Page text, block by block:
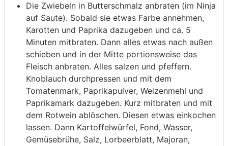
Die Zwiebeln in Butterschmalz anbraten (im Ninja
auf Saute). Sobald sie etwas Farbe annehmen,
Karotten und Paprika dazugeben und ca. 5
Minuten mitbraten. Dann alles etwas nach außen
schieben und in der Mitte portionsweise das
Fleisch anbraten. Alles salzen und pfeffern.
Knoblauch durchpressen und mit dem
Tomatenmark, Paprikapulver, Weizenmehl und
Paprikamark dazugeben. Kurz mitbraten und mit
dem Rotwein ablöschen. Diesen etwas einkochen
lassen. Dann Kartoffelwürfel, Fond, Wasser,
Gemüsebrühe, Salz, Lorbeerblatt, Majoran,